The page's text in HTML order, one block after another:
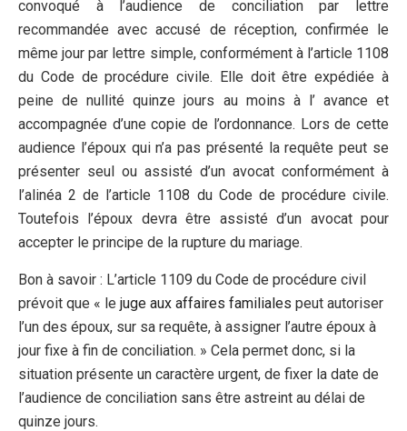
convoqué à l’audience de conciliation par lettre
recommandée avec accusé de réception, confirmée le
même jour par lettre simple, conformément à l’article 1108
du Code de procédure civile. Elle doit être expédiée à
peine de nullité quinze jours au moins à l’ avance et
accompagnée d’une copie de l’ordonnance. Lors de cette
audience l’époux qui n’a pas présenté la requête peut se
présenter seul ou assisté d’un avocat conformément à
l’alinéa 2 de l’article 1108 du Code de procédure civile.
Toutefois l’époux devra être assisté d’un avocat pour
accepter le principe de la rupture du mariage.
Bon à savoir : L’article 1109 du Code de procédure civil
prévoit que « le juge aux affaires familiales peut autoriser
l’un des époux, sur sa requête, à assigner l’autre époux à
jour fixe à fin de conciliation. » Cela permet donc, si la
situation présente un caractère urgent, de fixer la date de
l’audience de conciliation sans être astreint au délai de
quinze jours.